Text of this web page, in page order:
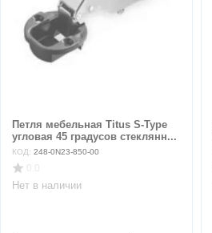
Петля мебельная Titus S-Type
угловая 45 градусов стеклянн...
КОД: 248-0N23-850-00
Нет в наличии